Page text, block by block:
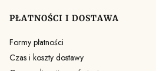
PŁATNOŚCI I DOSTAWA
Formy płatności
Czas i koszty dostawy